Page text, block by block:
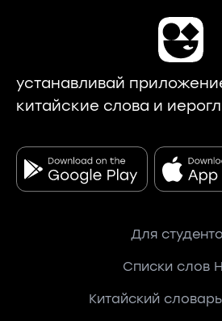
устанавливай
китайские слова и
Для
Списки слов
Китайский